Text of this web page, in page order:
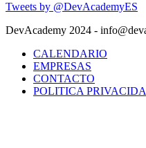
Tweets by @DevAcademyES
DevAcademy 2024 -
CALENDARIO
EMPRESAS
CONTACTO
POLITICA